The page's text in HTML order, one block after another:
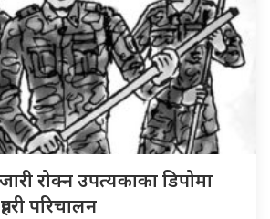
रोक्न उपत्यकाका डिपोमा
परिचालन